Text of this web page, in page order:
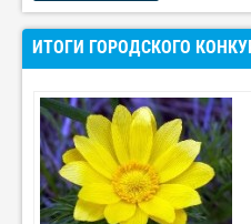
ИТОГИ ГОРОДСКОГО